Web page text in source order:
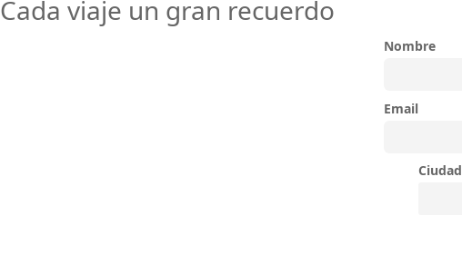
Cada viaje un gran recuerdo
Nombre
Email
Ciudad